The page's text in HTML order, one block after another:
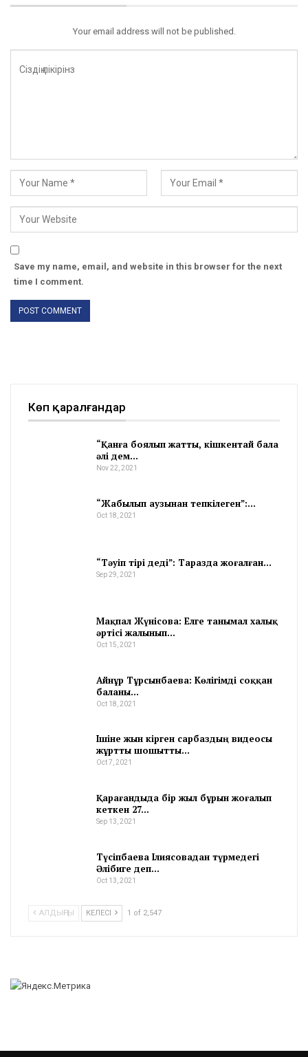
Your email address will not be published.
Save my name, email, and website in this browser for the next
time I comment.
Көп қаралғандар
“Қанға боялып жатты, кішкентай бала
әлі дем…
Nov 22, 2021
“Жабылып аузынан тепкілеген”:…
Oct 18, 2021
“Тәуіп тірі деді”: Таразда жоғалған…
Sep 29, 2021
Мақпал Жүнісова: Елге танымал халық
әртісі жалынып…
Oct 15, 2021
Айнұр Тұрсынбаева: Көлігімді соққан
баланы…
Oct 18, 2021
Ішіне жын кірген сарбаздың видеосы
жұртты шошытты…
Oct 7, 2021
Қарағандыда бір жыл бұрын жоғалып
кеткен 27…
Sep 13, 2021
Түсіпбаева Ілиясовадан түрмедегі
Әлібиге деп…
Oct 13, 2021
АЛДЫҢҒЫ КЕЛЕСІ 1 of 2,547